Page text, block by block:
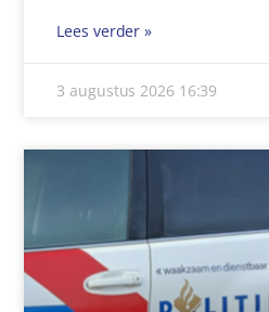
Lees verder »
3 augustus 2026 16:39